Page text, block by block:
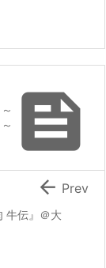

牛伝』＠大
 Prev